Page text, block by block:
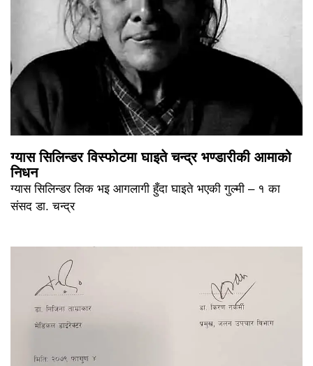
ग्यास सिलिन्डर विस्फोटमा घाइते चन्द्र भण्डारीकी आमाको
निधन
ग्यास सिलिन्डर लिक भइ आगलागी हुँदा घाइते भएकी गुल्मी – १ का
संसद डा. चन्द्र